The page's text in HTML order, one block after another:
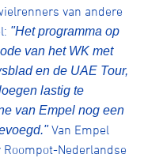
van andere
"Het programma op
van het WK met
en de UAE Tour,
lastig te
van Empel nog een
Van Empel
Nederlandse